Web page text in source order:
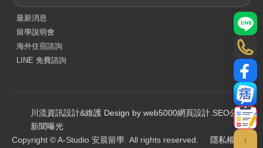
最新消息
留學說明會
海外住宿諮詢
LINE 免費諮詢
川流資訊設計&維護 Design by web5000網頁設計 SEO公司.
新聞曝光
Copyright © A-Studio 安晨留學. All rights reserved.
隱私權政策
LINE
電話
部落
聯絡
↑